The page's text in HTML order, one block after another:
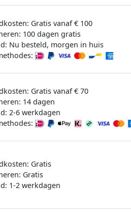
Gratis vanaf € 100
100 dagen gratis
Nu besteld, morgen in huis
Gratis vanaf € 70
14 dagen
2-6 werkdagen
Gratis
Gratis
1-2 werkdagen